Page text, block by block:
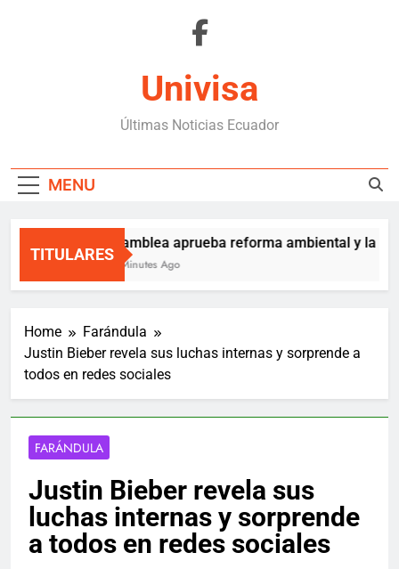
Univisa
Últimas Noticias Ecuador
MENU
TITULARES
Asamblea aprueba reforma ambiental y la
25 Minutes Ago
Home
Farándula
Justin Bieber revela sus luchas internas y sorprende a
todos en redes sociales
FARÁNDULA
Justin Bieber revela sus
luchas internas y sorprende
a todos en redes sociales